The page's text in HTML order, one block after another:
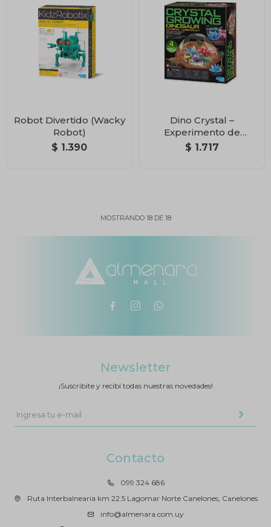
Robot Divertido (Wacky
Robot)
$ 1.390
Dino Crystal –
Experimento de
Cristales
$ 1.717
MOSTRANDO 18DE 18
  
Contacto
099 324 686
Ruta Interbalnearia km 22.5 Lagomar Norte Canelones, Canelones
info@almenara.com.uy
Newsletter
¡Suscribite y recibí todas nuestras novedades!